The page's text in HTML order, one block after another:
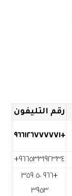
رقم التليفون
+٩٦٦١٢٦٧٧٧٧٧١
+٩٦٦ ٥٠ ٣٥٩
٣٩٥٣